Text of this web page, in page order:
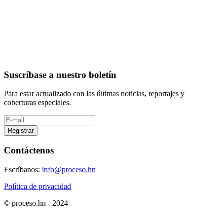
Suscríbase a nuestro boletín
Para estar actualizado con las últimas noticias, reportajes y
coberturas especiales.
Registrar
Contáctenos
Escríbanos: info@proceso.hn
Política de privacidad
© proceso.hn - 2024